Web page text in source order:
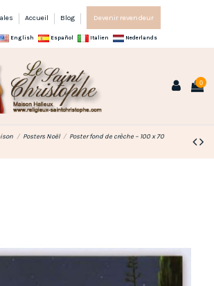
Accueil Blog Devenir revendeur
English Español Italien Nederlands
0
Posters Noël
Poster fond de crèche – 100 x 70